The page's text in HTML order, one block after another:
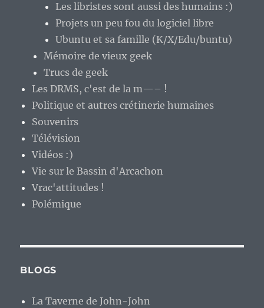
Les libristes sont aussi des humains :)
Projets un peu fou du logiciel libre
Ubuntu et sa famille (K/X/Edu/buntu)
Mémoire de vieux geek
Trucs de geek
Les DRMS, c'est de la m—– !
Politique et autres crétinerie humaines
Souvenirs
Télévision
Vidéos :)
Vie sur le Bassin d'Arcachon
Vrac'attitudes !
Polémique
BLOGS
La Taverne de John-John